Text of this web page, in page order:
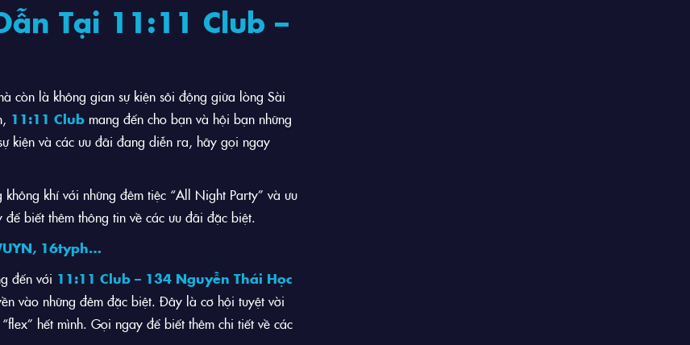
Tại 11:11 Club –
còn là không gian sự kiện sôi động giữa lòng Sài
11:11 Club mang đến cho bạn và hội bạn những
kiện và các ưu đãi đang diễn ra, hãy gọi ngay
khí với những đêm tiệc “All Night Party” và ưu
biết thêm thông tin về các ưu đãi đặc biệt.
16typh…
đến với 11:11 Club – 134 Nguyễn Thái Học
vào những đêm đặc biệt. Đây là cơ hội tuyệt vời
hết mình. Gọi ngay để biết thêm chi tiết về các